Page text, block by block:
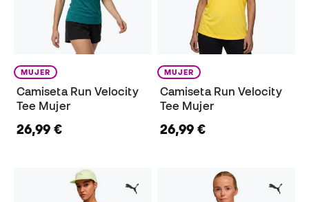
MUJER
Camiseta Run Velocity
Tee Mujer
26,99 €
MUJER
Camiseta Run Velocity
Tee Mujer
26,99 €